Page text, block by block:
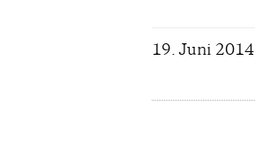
19. Juni 2014